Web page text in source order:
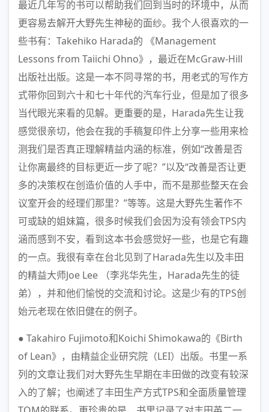
最近几年写的书可以帮助我们回到当时的环境中，从而
更容易去解开大野先生神秘的面纱。我个人很喜欢的一
些书有：Takehiko Harada的 《Management
Lessons from Taiichi Ohno》，最近在McGraw-Hill
出版社出版。这是一本不同寻常的书，用老式的写作方
式带你回到六十和七十年代的汽车行业，但是加了很多
当代眼光来看的见解。更重要的是，Harada先生让我
感觉很亲切，他会在我的手稿复印件上分享一些用来检
测我们是否真正理解精益内涵的标准，例如“改善是否
让你离最终的目标更近一步了呢？”以及“改善是否让更
多的决策权在创造价值的人手中，而不是那些整天在会
议室开会的经理们那里？”等等。这是大野先生著作不
可或缺的姐妹篇，很多时候我们会因为没有领会TPS内
涵而感到不安，看到这本书会感觉好一些，也是它有趣
的一点。我很有幸在台北见到了Harada先生以及丰田
的精益大师Joe Lee （李兆华先生，Harada先生的徒
弟），并和他们愉悦的交流和讨论。这是少有的TPS创
始元老现在依旧健在的例子。
● Takahiro Fujimoto和Koichi Shimokawa的《Birth
of Lean》，由精益企业研究院（LEI）出版。书里一系
列的文章让我们对大野先生早期在丰田做的改变有较深
入的了解；也阐述了丰田生产方式TPS和全面质量管理